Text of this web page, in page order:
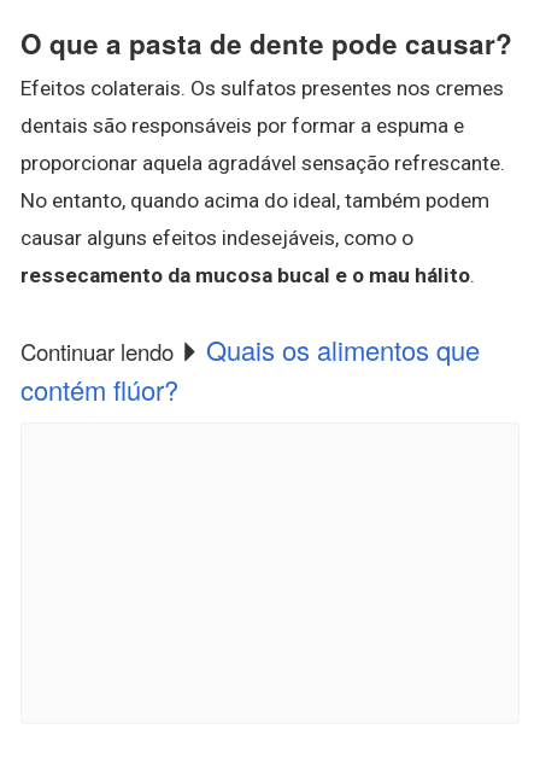
O que a pasta de dente pode causar?
Efeitos colaterais. Os sulfatos presentes nos cremes
dentais são responsáveis por formar a espuma e
proporcionar aquela agradável sensação refrescante.
No entanto, quando acima do ideal, também podem
causar alguns efeitos indesejáveis, como o
ressecamento da mucosa bucal e o mau hálito.
Continuar lendo
Quais os alimentos que
contém flúor?